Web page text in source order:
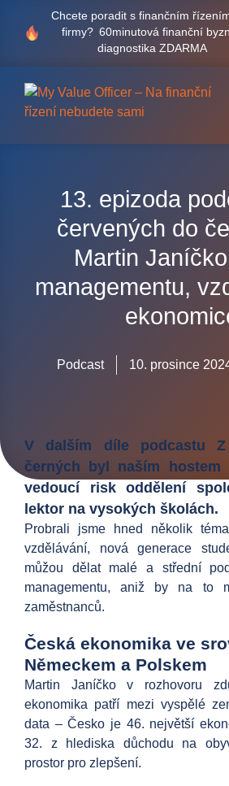
Chcete poradit s finančním
firmy?60minutová finanční
diagnostika ZDARMA
13. epizoda
červených do
Martin
managementu,
Podcast 10. prosince
V dalším díle podcastu
černých byl naším hostem
vedoucí risk oddělení
lektor na vysokých školách.
Probrali jsme hned několik
vzdělávání, nová generace
můžou dělat malé a střední
managementu, aniž by na to
zaměstnanců.
Česká ekonomika ve
Německem a Polskem
Martin Janíčko v rozhovoru
ekonomika patří mezi vyspělé
data – Česko je 46. největší
32. z hlediska důchodu na
prostor pro zlepšení.